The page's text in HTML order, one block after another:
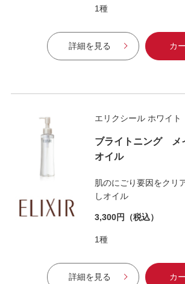
1種
詳細を見る カ
エリクシール ホワイト
ブライトニング メ
オイル
肌のにごり要因をクリ
しオイル
3,300円 （税込）
1種
詳細を見る カ